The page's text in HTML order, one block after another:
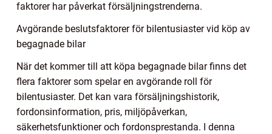
faktorer har påverkat försäljningstrenderna.
Avgörande beslutsfaktorer för bilentusiaster vid köp av
begagnade bilar
När det kommer till att köpa begagnade bilar finns det
flera faktorer som spelar en avgörande roll för
bilentusiaster. Det kan vara försäljningshistorik,
fordonsinformation, pris, miljöpåverkan,
säkerhetsfunktioner och fordonsprestanda. I denna